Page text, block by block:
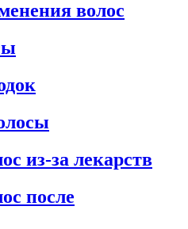
волос
из-за лекарств
после